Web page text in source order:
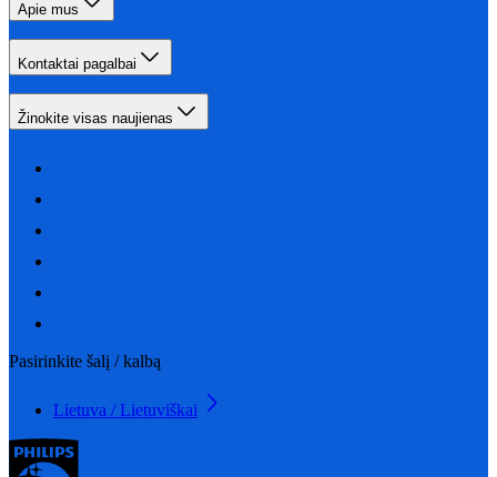
Apie mus
Kontaktai pagalbai
Žinokite visas naujienas
Pasirinkite šalį / kalbą
Lietuva / Lietuviškai